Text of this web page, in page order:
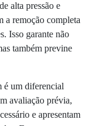
alta pressão e
a remoção completa
Isso garante não
também previne
é um diferencial
avaliação prévia,
e apresentam